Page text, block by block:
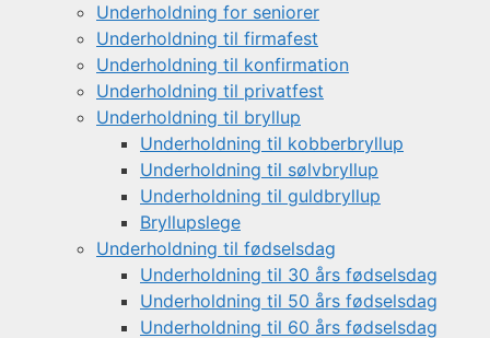
Underholdning for seniorer
Underholdning til firmafest
Underholdning til konfirmation
Underholdning til privatfest
Underholdning til bryllup
Underholdning til kobberbryllup
Underholdning til sølvbryllup
Underholdning til guldbryllup
Bryllupslege
Underholdning til fødselsdag
Underholdning til 30 års fødselsdag
Underholdning til 50 års fødselsdag
Underholdning til 60 års fødselsdag